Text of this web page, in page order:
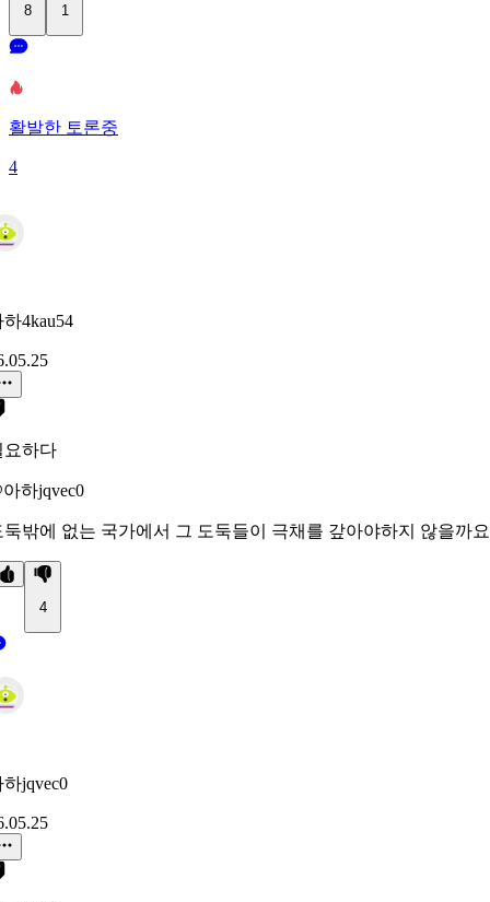
8 1
활발한 토론중
4
하4kau54
요하다
아하jqvec0
둑밖에 없는 국가에서 그 도둑들이 극채를 갚아야하지 않을까
4
하jqvec0